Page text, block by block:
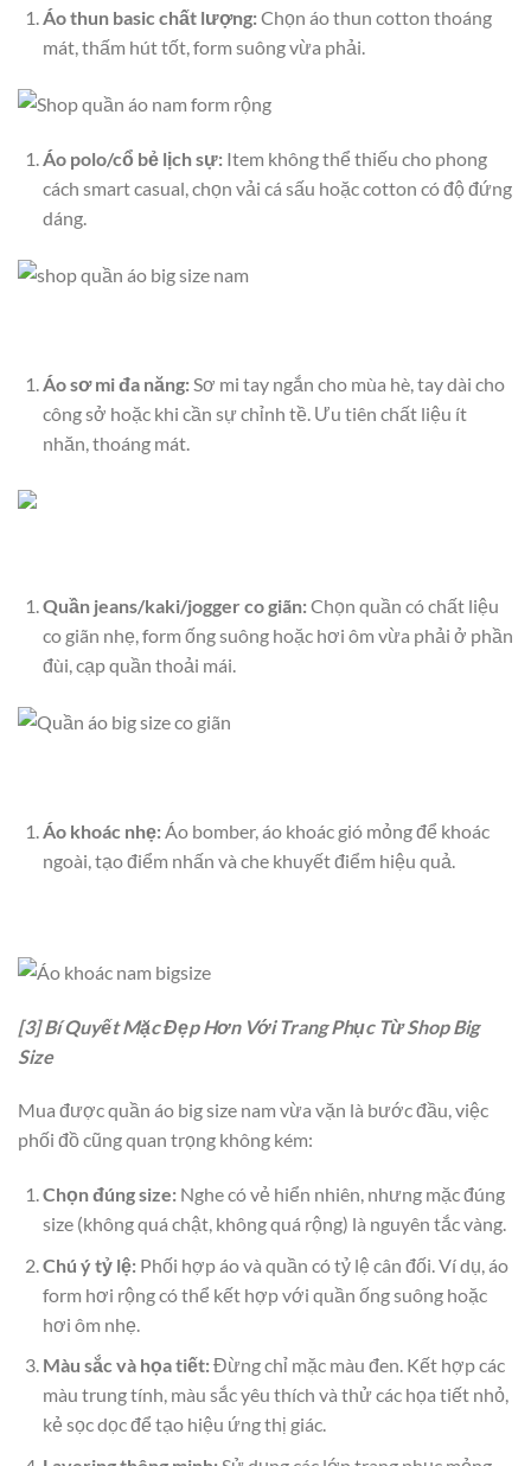
Áo thun basic chất lượng:Chọn áo thun cotton thoáng
mát, thấm hút tốt, form suông vừa phải.
Áo polo/cổ bẻ lịch sự:Item không thể thiếu cho phong
cách smart casual, chọn vải cá sấu hoặc cotton có độ đứng
dáng.
Áo sơ mi đa năng:Sơ mi tay ngắn cho mùa hè, tay dài cho
công sở hoặc khi cần sự chỉnh tề. Ưu tiên chất liệu ít
nhăn, thoáng mát.
Quần jeans/kaki/jogger co giãn:Chọn quần có chất liệu
co giãn nhẹ, form ống suông hoặc hơi ôm vừa phải ở phần
đùi, cạp quần thoải mái.
Áo khoác nhẹ:Áo bomber, áo khoác gió mỏng để khoác
ngoài, tạo điểm nhấn và che khuyết điểm hiệu quả.
[3] Bí Quyết Mặc Đẹp Hơn Với Trang Phục Từ Shop Big
Size
Mua được quần áo big size nam vừa vặn là bước đầu, việc
phối đồ cũng quan trọng không kém:
Chọn đúng size:Nghe có vẻ hiển nhiên, nhưng mặc đúng
size (không quá chật, không quá rộng) là nguyên tắc vàng.
Chú ý tỷ lệ:Phối hợp áo và quần có tỷ lệ cân đối. Ví dụ, áo
form hơi rộng có thể kết hợp với quần ống suông hoặc
hơi ôm nhẹ.
Màu sắc và họa tiết:Đừng chỉ mặc màu đen. Kết hợp các
màu trung tính, màu sắc yêu thích và thử các họa tiết nhỏ,
kẻ sọc dọc để tạo hiệu ứng thị giác.